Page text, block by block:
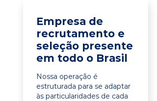
Empresa de
recrutamento e
seleção presente
em todo o Brasil
Nossa operação é
estruturada para se adaptar
às particularidades de cada